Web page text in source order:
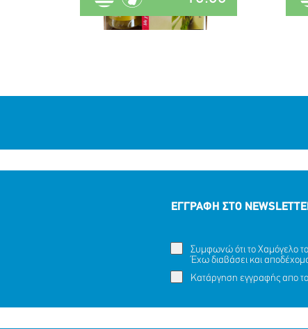
ΕΓΓΡΑΦΗ ΣΤΟ
Συμφωνώ ότι το Χαμόγελο
Έχω διαβάσει και
Κατάργηση εγγραφής απο